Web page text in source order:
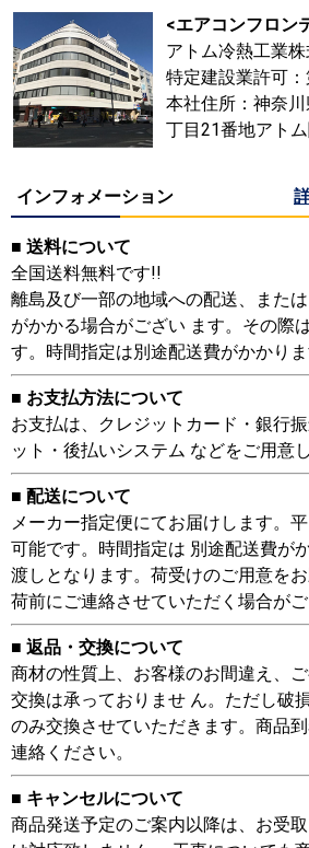
<エアコンフロン
アトム冷熱工業
特定建設業許可
本社住所：神奈
丁目21番地アト
インフォメーション
■ 送料について
全国送料無料です!!
離島及び一部の地域への配送、また
がかかる場合がござい ます。その際
す。時間指定は別途配送費がかかりま
■ お支払方法について
お支払は、クレジットカード・銀行
ット・後払いシステム などをご用意
■ 配送について
メーカー指定便にてお届けします。
可能です。時間指定は 別途配送費が
渡しとなります。荷受けのご用意を
荷前にご連絡させていただく場合がご
■ 返品・交換について
商材の性質上、お客様のお間違え、
交換は承っておりませ ん。ただし破
のみ交換させていただきます。商品
連絡ください。
■ キャンセルについて
商品発送予定のご案内以降は、お受